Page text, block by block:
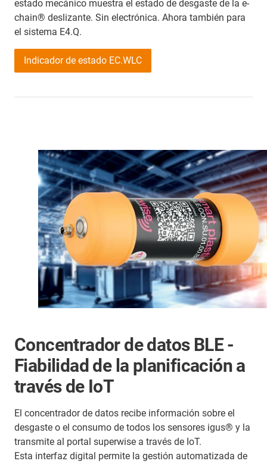
estado mecánico muestra el estado de desgaste de la e-
chain® deslizante. Sin electrónica. Ahora también para
el sistema E4.Q.
Indicador de estado EC.WLC
Concentrador de datos BLE -
Fiabilidad de la planificación a
través de IoT
El concentrador de datos recibe información sobre el
desgaste o el consumo de todos los sensores igus® y la
transmite al portal superwise a través de IoT.
Esta interfaz digital permite la gestión automatizada de